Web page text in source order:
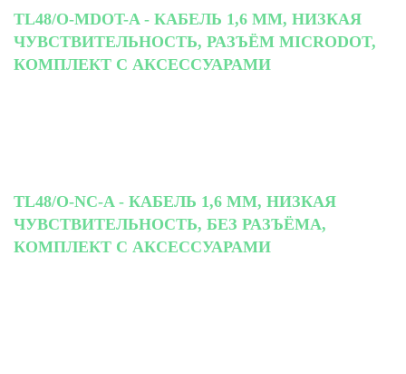
TL48/O-MDOT-A - КАБЕЛЬ 1,6 ММ, НИЗКАЯ
ЧУВСТВИТЕЛЬНОСТЬ, РАЗЪЁМ MICRODOT,
КОМПЛЕКТ С АКСЕССУАРАМИ
TL48/O-NC-A - КАБЕЛЬ 1,6 ММ, НИЗКАЯ
ЧУВСТВИТЕЛЬНОСТЬ, БЕЗ РАЗЪЁМА,
КОМПЛЕКТ С АКСЕССУАРАМИ